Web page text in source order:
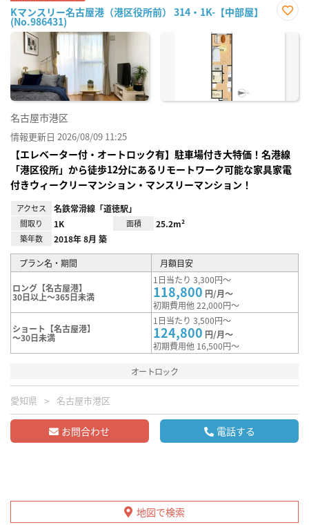
Kマンスリー名古屋港（港区役所前） 314・1K-【中部屋】
(No.986431)
に入
名古屋市港区
情報更新日 2026/08/09 11:25
【エレベーター付・オートロック有】駐車場付き大特価！名港線
「港区役所」から徒歩12分にあるリモートワーク可能な家具家電
付きウィークリーマンション・マンスリーマンション！
アクセス 名鉄常滑線「道徳駅」
間取り 1K 面積 25.2m²
築年数 2018年 8月 築
プラン名・期間 月額目安
ロング【名古屋港】
30日以上～365日未満
1日当たり 3,300円～
118,800 円/月～
初期費用他 22,000円～
ショート【名古屋港】
～30日未満
1日当たり 3,500円～
124,800 円/月～
初期費用他 16,500円～
オートロック
愛知県 名古屋市港区
お問合わせ 電話する
地図で検索